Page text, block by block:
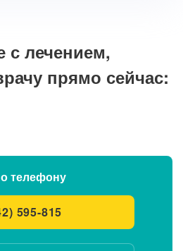
с лечением,
прямо сейчас:
телефону
595-815